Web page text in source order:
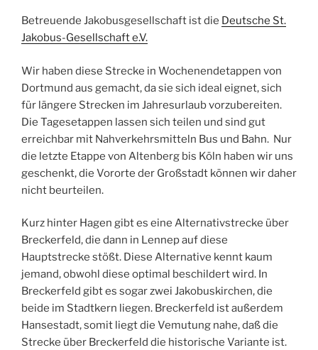
Betreuende Jakobusgesellschaft ist die Deutsche St.
Jakobus-Gesellschaft e.V.
Wir haben diese Strecke in Wochenendetappen von
Dortmund aus gemacht, da sie sich ideal eignet, sich
für längere Strecken im Jahresurlaub vorzubereiten.
Die Tagesetappen lassen sich teilen und sind gut
erreichbar mit Nahverkehrsmitteln Bus und Bahn. Nur
die letzte Etappe von Altenberg bis Köln haben wir uns
geschenkt, die Vororte der Großstadt können wir daher
nicht beurteilen.
Kurz hinter Hagen gibt es eine Alternativstrecke über
Breckerfeld, die dann in Lennep auf diese
Hauptstrecke stößt. Diese Alternative kennt kaum
jemand, obwohl diese optimal beschildert wird. In
Breckerfeld gibt es sogar zwei Jakobuskirchen, die
beide im Stadtkern liegen. Breckerfeld ist außerdem
Hansestadt, somit liegt die Vemutung nahe, daß die
Strecke über Breckerfeld die historische Variante ist.